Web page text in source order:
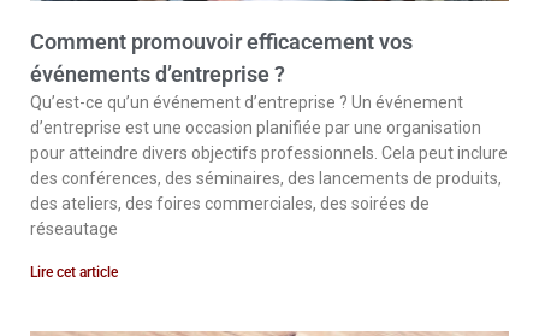
Comment promouvoir efficacement vos
événements d’entreprise ?
Qu’est-ce qu’un événement d’entreprise ? Un événement
d’entreprise est une occasion planifiée par une organisation
pour atteindre divers objectifs professionnels. Cela peut inclure
des conférences, des séminaires, des lancements de produits,
des ateliers, des foires commerciales, des soirées de
réseautage
Lire cet article